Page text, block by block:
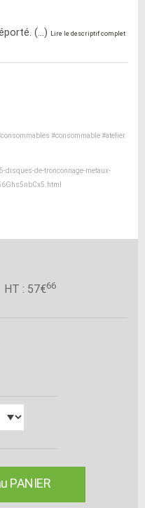
(...) Lire le descriptif complet
#consommable#atelier
disques-de-tronconnage-metaux-
HT : 57€66
PANIER